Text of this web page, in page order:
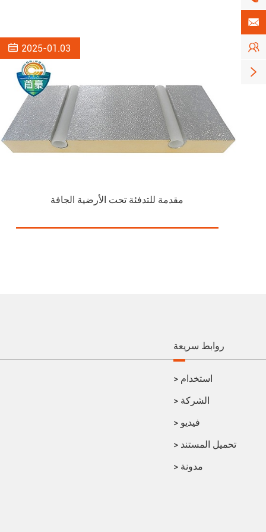
 2025-01.03
مقدمة للتدفئة تحت الأرضية الجافة
روابط سريعة
> استخدام
> الشركة
> فيديو
> تحميل المستند
> مدونة


